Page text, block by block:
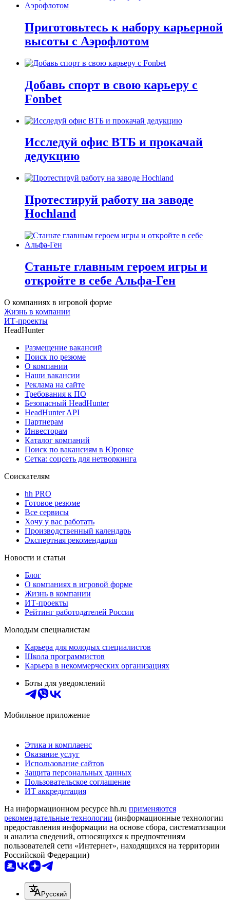
Приготовьтесь к набору карьерной
высоты с Аэрофлотом
Добавь спорт в свою карьеру с
Fonbet
Исследуй офис ВТБ и прокачай
дедукцию
Протестируй работу на заводе
Hochland
Станьте главным героем игры и
откройте в себе Альфа-Ген
О компаниях в игровой форме
Жизнь в компании
ИТ-проекты
HeadHunter
Размещение вакансий
Поиск по резюме
О компании
Наши вакансии
Реклама на сайте
Требования к ПО
Безопасный HeadHunter
HeadHunter API
Партнерам
Инвесторам
Каталог компаний
Поиск по вакансиям в Юровке
Сетка: соцсеть для нетворкинга
Соискателям
hh PRO
Готовое резюме
Все сервисы
Хочу у вас работать
Производственный календарь
Экспертная рекомендация
Новости и статьи
Блог
О компаниях в игровой форме
Жизнь в компании
ИТ-проекты
Рейтинг работодателей России
Молодым специалистам
Карьера для молодых специалистов
Школа программистов
Карьера в некоммерческих организациях
Боты для уведомлений
Мобильное приложение
Этика и комплаенс
Оказание услуг
Использование сайтов
Защита персональных данных
Пользовательское соглашение
ИТ аккредитация
На информационном ресурсе hh.ru применяются
рекомендательные технологии (информационные технологии
предоставления информации на основе сбора, систематизации
и анализа сведений, относящихся к предпочтениям
пользователей сети «Интернет», находящихся на территории
Российской Федерации)
Русский